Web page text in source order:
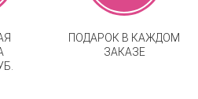
ПОДАРОК В КАЖДОМ
ЗАКАЗЕ